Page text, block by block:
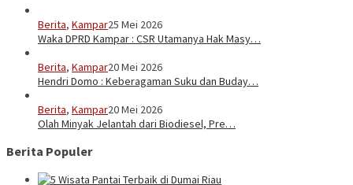
Berita, Kampar25 Mei 2026
Waka DPRD Kampar : CSR Utamanya Hak Masy…
Berita, Kampar20 Mei 2026
Hendri Domo : Keberagaman Suku dan Buday…
Berita, Kampar20 Mei 2026
Olah Minyak Jelantah dari Biodiesel, Pre…
Berita Populer